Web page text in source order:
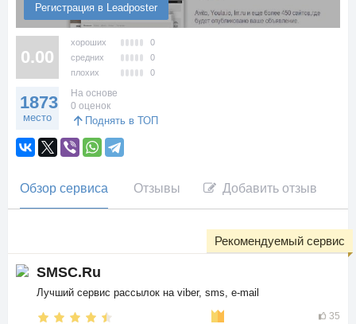
Регистрация в Leadposter
0.00
хороших
0
средних
0
плохих
0
1873
место
На основе
0 оценок
Поднять в ТОП
Обзор сервиса Отзывы Добавить отзыв
SMSC.Ru
Лучший сервис рассылок на viber, sms, e-mail
35
Рекомендуемый сервис